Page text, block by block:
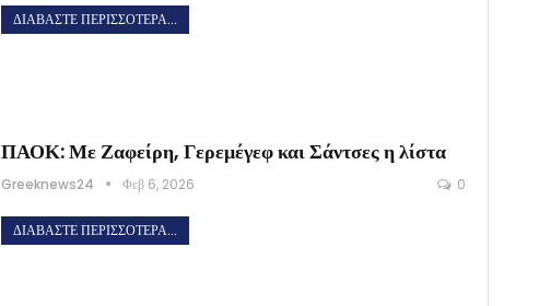
ΔΙΑΒΆΣΤΕ ΠΕΡΙΣΣΌΤΕΡΑ...
ΠΑΟΚ: Με Ζαφείρη, Γερεμέγεφ και Σάντσες η λίστα
Greeknews24 Φεβ 6, 2026 0
ΔΙΑΒΆΣΤΕ ΠΕΡΙΣΣΌΤΕΡΑ...